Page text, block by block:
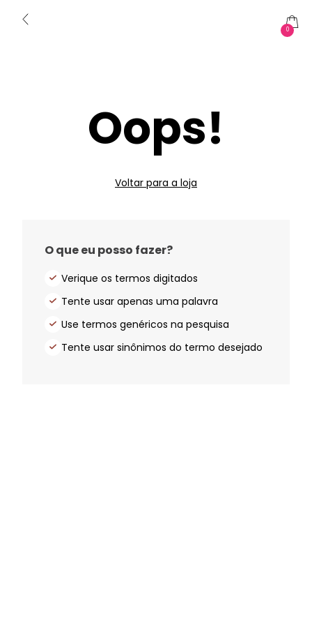
0
Oops!
Voltar para a loja
O que eu posso fazer?
Verique os termos digitados
Tente usar apenas uma palavra
Use termos genéricos na pesquisa
Tente usar sinônimos do termo desejado